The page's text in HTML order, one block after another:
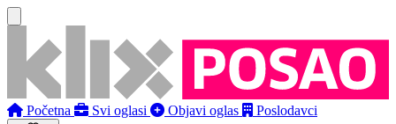
Početna Svi oglasi Objavi oglas Poslodavci